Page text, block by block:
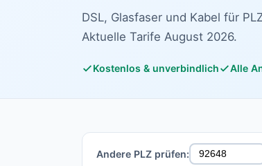
DSL, Glasfaser und Kabel für
Aktuelle Tarife August 2026.
Kostenlos & unverbindlich Alle
Andere PLZ prüfen: